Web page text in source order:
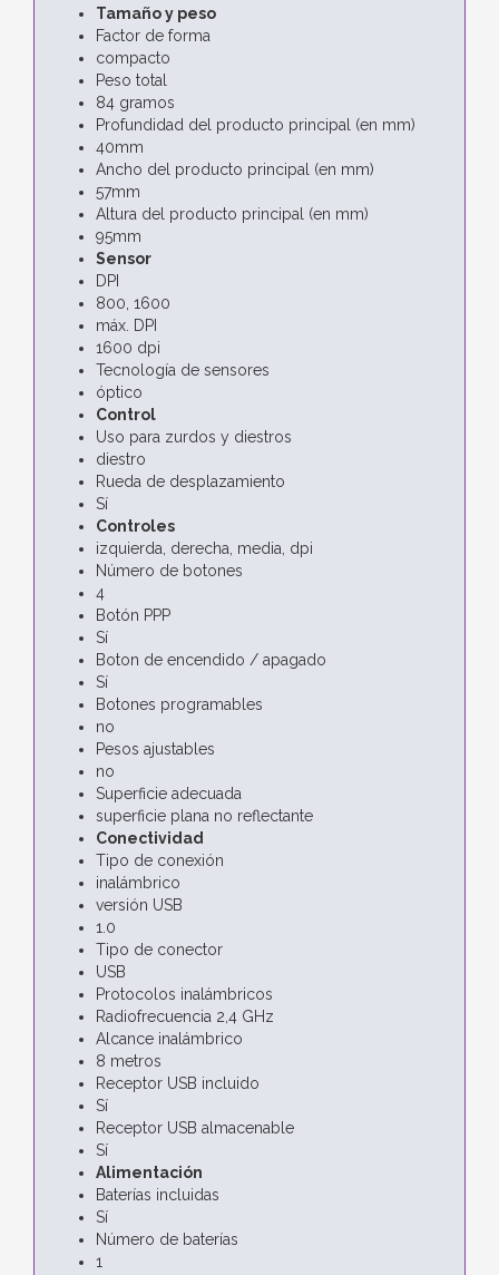
Tamaño y peso
Factor de forma
compacto
Peso total
84 gramos
Profundidad del producto principal (en mm)
40mm
Ancho del producto principal (en mm)
57mm
Altura del producto principal (en mm)
95mm
Sensor
DPI
800, 1600
máx. DPI
1600 dpi
Tecnología de sensores
óptico
Control
Uso para zurdos y diestros
diestro
Rueda de desplazamiento
Sí
Controles
izquierda, derecha, media, dpi
Número de botones
4
Botón PPP
Sí
Boton de encendido / apagado
Sí
Botones programables
no
Pesos ajustables
no
Superficie adecuada
superficie plana no reflectante
Conectividad
Tipo de conexión
inalámbrico
versión USB
1.0
Tipo de conector
USB
Protocolos inalámbricos
Radiofrecuencia 2,4 GHz
Alcance inalámbrico
8 metros
Receptor USB incluido
Sí
Receptor USB almacenable
Sí
Alimentación
Baterías incluidas
Sí
Número de baterías
1